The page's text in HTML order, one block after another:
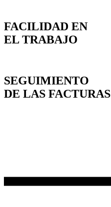
FACILIDAD EN
EL TRABAJO
SEGUIMIENTO
DE LAS FACTURAS